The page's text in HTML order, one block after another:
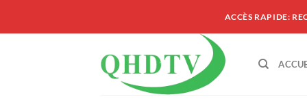
ACCÈS RAPIDE: